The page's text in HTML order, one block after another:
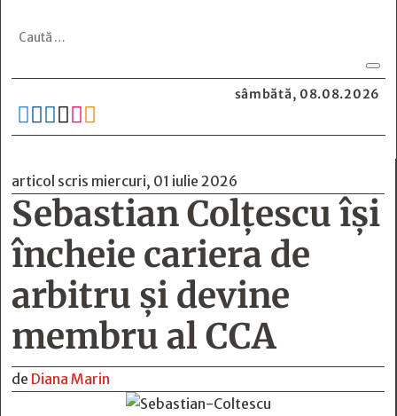
sâmbătă, 08.08.2026
     
articol scris miercuri, 01 iulie 2026
Sebastian Colțescu își
încheie cariera de
arbitru și devine
membru al CCA
de Diana Marin